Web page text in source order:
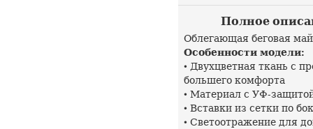
Полное
Облегающая беговая
Особенности модели:
• Двухцветная ткань с
большего комфорта
• Материал с УФ-
• Вставки из сетки по
• Светоотражение для